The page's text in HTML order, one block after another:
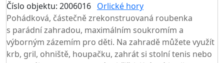
Číslo objektu: 2006016 Orlické hory
Pohádková, částečně zrekonstruovaná roubenka
s parádní zahradou, maximálním soukromím a
výborným zázemím pro děti. Na zahradě můžete využít
krb, gril, ohniště, houpačku, zahrát si stolní tenis nebo